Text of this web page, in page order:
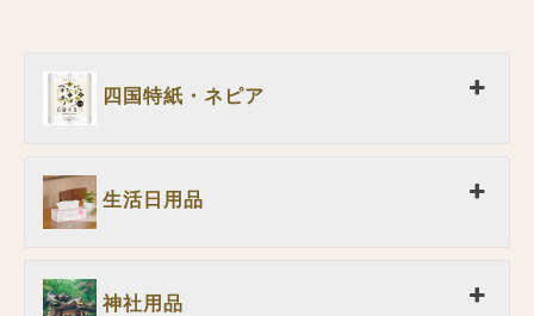
四国特紙・ネピア
生活日用品
神社用品